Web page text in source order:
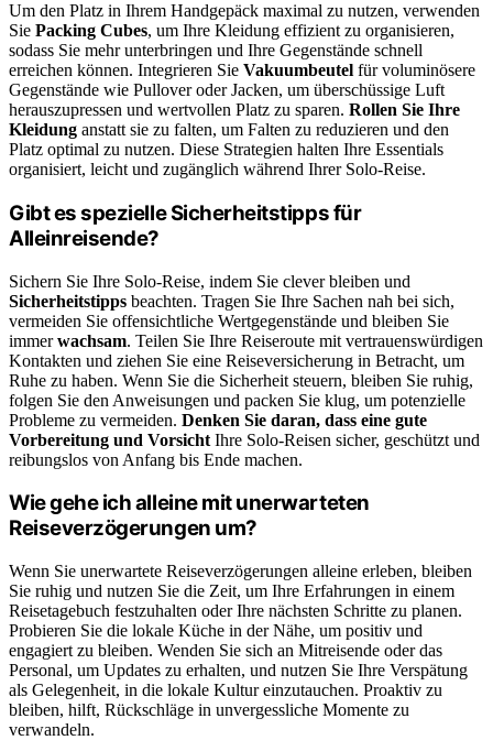
Um den Platz in Ihrem Handgepäck maximal zu nutzen, verwenden
Sie Packing Cubes, um Ihre Kleidung effizient zu organisieren,
sodass Sie mehr unterbringen und Ihre Gegenstände schnell
erreichen können. Integrieren Sie Vakuumbeutel für voluminösere
Gegenstände wie Pullover oder Jacken, um überschüssige Luft
herauszupressen und wertvollen Platz zu sparen. Rollen Sie Ihre
Kleidung anstatt sie zu falten, um Falten zu reduzieren und den
Platz optimal zu nutzen. Diese Strategien halten Ihre Essentials
organisiert, leicht und zugänglich während Ihrer Solo-Reise.
Gibt es spezielle Sicherheitstipps für
Alleinreisende?
Sichern Sie Ihre Solo-Reise, indem Sie clever bleiben und
Sicherheitstipps beachten. Tragen Sie Ihre Sachen nah bei sich,
vermeiden Sie offensichtliche Wertgegenstände und bleiben Sie
immerwachsam. Teilen Sie Ihre Reiseroute mit vertrauenswürdigen
Kontakten und ziehen Sie eine Reiseversicherung in Betracht, um
Ruhe zu haben. Wenn Sie die Sicherheit steuern, bleiben Sie ruhig,
folgen Sie den Anweisungen und packen Sie klug, um potenzielle
Probleme zu vermeiden. Denken Sie daran, dass eine gute
Vorbereitung und Vorsicht Ihre Solo-Reisen sicher, geschützt und
reibungslos von Anfang bis Ende machen.
Wie gehe ich alleine mit unerwarteten
Reiseverzögerungen um?
Wenn Sie unerwartete Reiseverzögerungen alleine erleben, bleiben
Sie ruhig und nutzen Sie die Zeit, um Ihre Erfahrungen in einem
Reisetagebuch festzuhalten oder Ihre nächsten Schritte zu planen.
Probieren Sie die lokale Küche in der Nähe, um positiv und
engagiert zu bleiben. Wenden Sie sich an Mitreisende oder das
Personal, um Updates zu erhalten, und nutzen Sie Ihre Verspätung
als Gelegenheit, in die lokale Kultur einzutauchen. Proaktiv zu
bleiben, hilft, Rückschläge in unvergessliche Momente zu
verwandeln.